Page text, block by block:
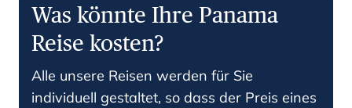
Was könnte Ihre Panama
Reise kosten?
Alle unsere Reisen werden für Sie
individuell gestaltet, so dass der Preis eines